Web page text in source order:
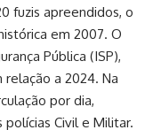
fuzis apreendidos, o
em 2007. O
Pública (ISP),
a 2024. Na
por dia,
Civil e Militar.